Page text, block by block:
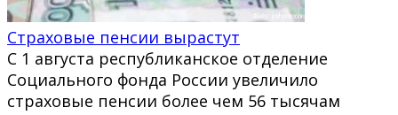
Страховые пенсии вырастут
С 1 августа республиканское отделение
Социального фонда России увеличило
страховые пенсии более чем 56 тысячам